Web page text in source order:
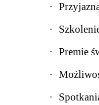
·
·
· Premie
·
·